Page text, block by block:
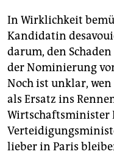
In Wirklichkeit
Kandidatin
darum, den
der Nominierung
Noch ist unklar,
als Ersatz ins
Wirtschaftsminister
lieber in Paris